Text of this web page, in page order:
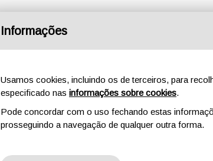
Informações
Usamos cookies, incluindo os de terceiros, para
especificado nas informações sobre cookies.
Pode concordar com o uso fechando estas
prosseguindo a navegação de qualquer outra forma.